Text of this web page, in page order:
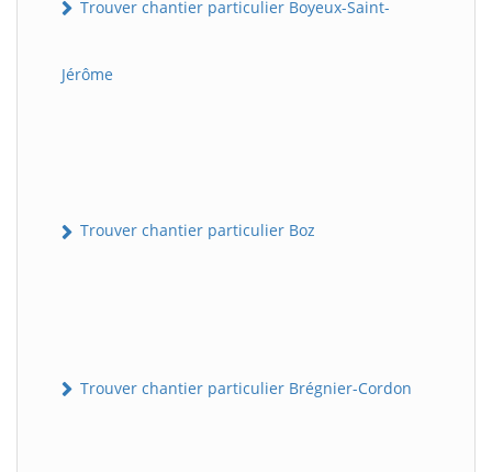
Trouver chantier particulier Boyeux-Saint-
Jérôme
Trouver chantier particulier Boz
Trouver chantier particulier Brégnier-Cordon